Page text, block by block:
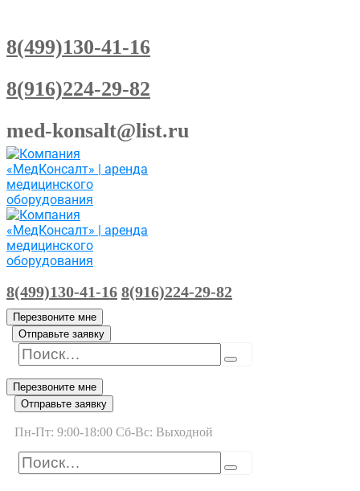
8(499)130-41-16
8(916)224-29-82
med-konsalt@list.ru
8(499)130-41-16 8(916)224-29-82
Перезвоните мне
Отправьте заявку
Перезвоните мне
Отправьте заявку
Пн-Пт: 9:00-18:00 Сб-Вс: Выходной